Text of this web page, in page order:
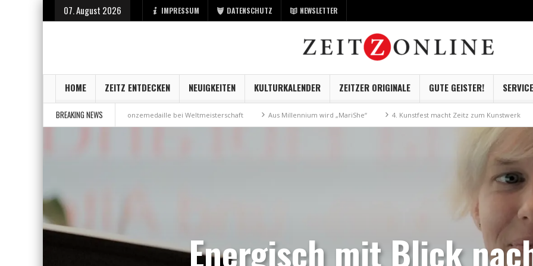
07. August 2026 IMPRESSUM DATENSCHUTZ NEWSLETTER
HOME ZEITZ ENTDECKEN NEUIGKEITEN KULTURKALENDER ZEITZER ORIGINALE GUTE GEISTER! SERVICE
BREAKING NEWS
Bronzemedaille bei Weltmeisterschaft Aus Millennium wird „MariShe“ 4. Kunstfest macht Zeitz zum Kunstwerk Museum
Energisch mit Blick